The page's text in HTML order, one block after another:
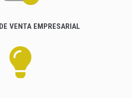
VENTA EMPRESARIAL